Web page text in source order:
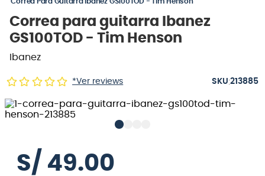
Correa para guitarra Ibanez
GS100TOD - Tim Henson
Ibanez
*Ver reviews :213885
S/ 49.00